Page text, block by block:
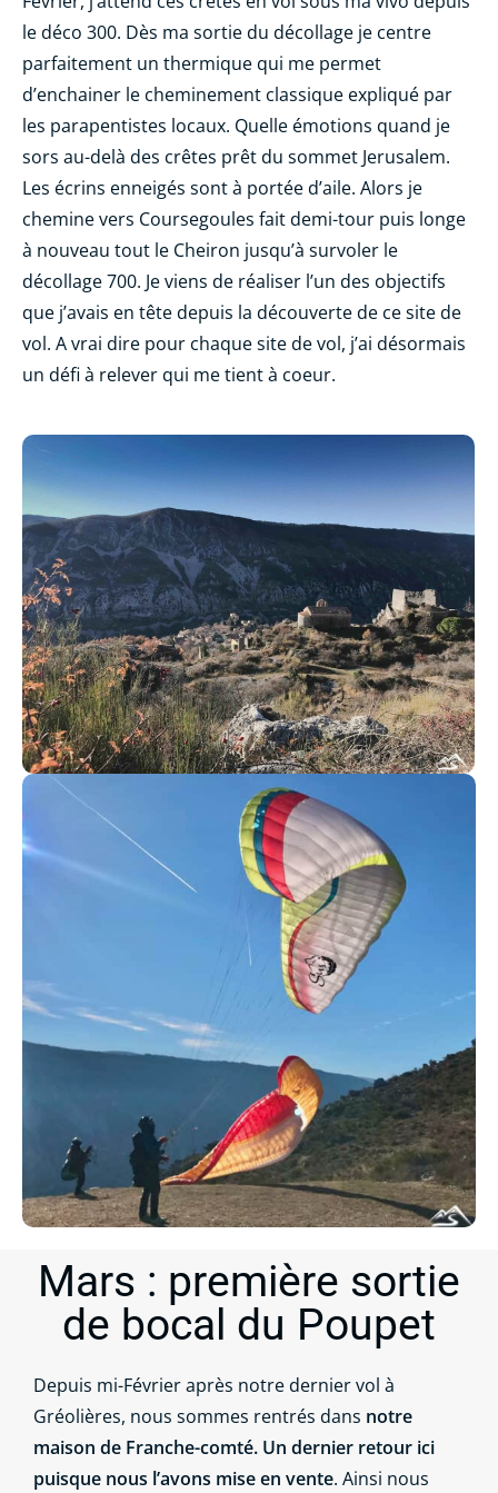
le déco 300. Dès ma sortie du décollage je centre
parfaitement un thermique qui me permet
d’enchainer le cheminement classique expliqué par
les parapentistes locaux. Quelle émotions quand je
sors au-delà des crêtes prêt du sommet Jerusalem.
Les écrins enneigés sont à portée d’aile. Alors je
chemine vers Coursegoules fait demi-tour puis longe
à nouveau tout le Cheiron jusqu’à survoler le
décollage 700. Je viens de réaliser l’un des objectifs
que j’avais en tête depuis la découverte de ce site de
vol. A vrai dire pour chaque site de vol, j’ai désormais
un défi à relever qui me tient à coeur.
Mars : première sortie
de bocal du Poupet
Depuis mi-Février après notre dernier vol à
Gréolières, nous sommes rentrés dans notre
maison de Franche-comté. Un dernier retour ici
puisque nous l’avons mise en vente. Ainsi nous